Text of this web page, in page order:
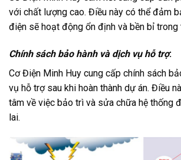
với chất lượng cao. Điều này có thể đảm
điện sẽ hoạt động ổn định và bền bỉ trong
Chính sách bảo hành và dịch vụ hỗ trợ:
Cơ Điện Minh Huy cung cấp chính sách
vụ hỗ trợ sau khi hoàn thành dự án. Điều
tâm về việc bảo trì và sửa chữa hệ thống
lai.